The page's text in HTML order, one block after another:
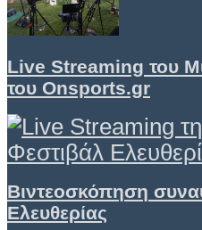
Live Streaming του
του Onsports.gr
Βιντεοσκόπηση
Ελευθερίας